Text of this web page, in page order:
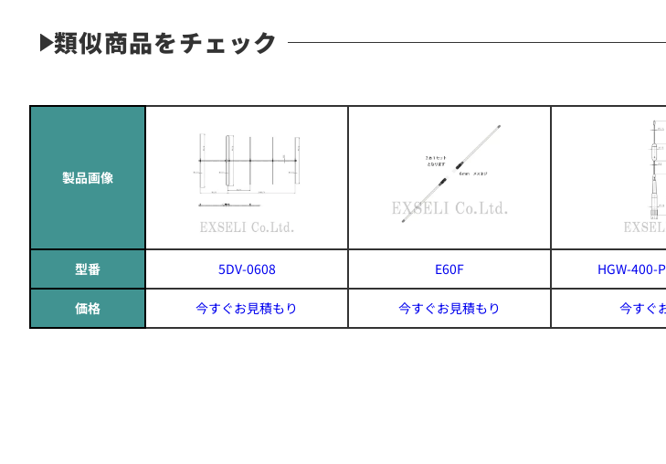
類似商品をチェック
製品画像
型番 5DV-0608 E60F HGW-400-
価格 今すぐお見積もり 今すぐお見積もり 今すぐ